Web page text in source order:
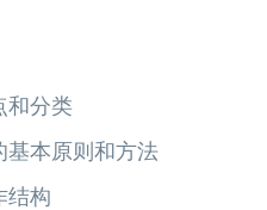
分类
本原则和方法
构